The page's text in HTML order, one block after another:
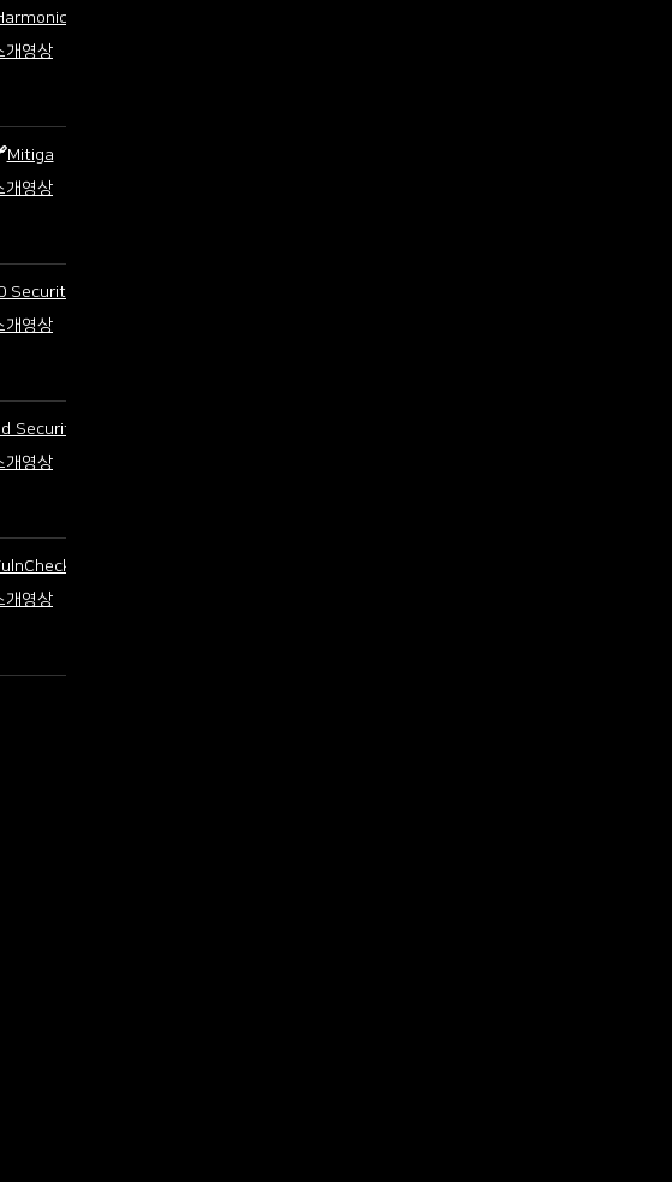
개영상
Mitiga
개영상
Security
개영상
Security
개영상
개영상